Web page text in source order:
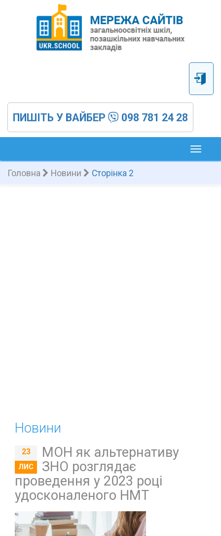
ПИШІТЬ У ВАЙБЕР 098 781 24 28
Toggle
Головна
Новини Сторінка 2
Новини
23
ЛИС
МОН як альтернативу
ЗНО розглядає
проведення у 2023 році
удосконаленого НМТ